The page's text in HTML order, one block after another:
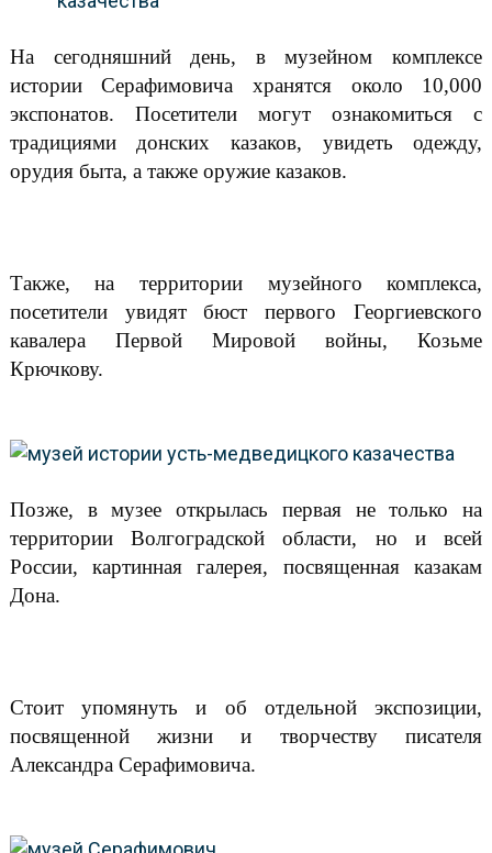
На сегодняшний день, в музейном комплексе
истории Серафимовича хранятся около 10,000
экспонатов. Посетители могут ознакомиться с
традициями донских казаков, увидеть одежду,
орудия быта, а также оружие казаков.
Также, на территории музейного комплекса,
посетители увидят бюст первого Георгиевского
кавалера Первой Мировой войны, Козьме
Крючкову.
Позже, в музее открылась первая не только на
территории Волгоградской области, но и всей
России, картинная галерея, посвященная казакам
Дона.
Стоит упомянуть и об отдельной экспозиции,
посвященной жизни и творчеству писателя
Александра Серафимовича.